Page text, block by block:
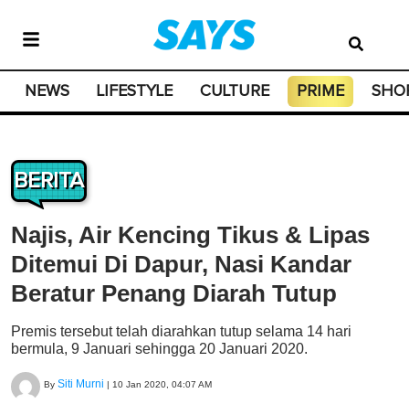
NEWS LIFESTYLE CULTURE PRIME
BERITA
Najis, Air Kencing Tikus & Lipas
Ditemui Di Dapur, Nasi Kandar
Beratur Penang Diarah Tutup
Premis tersebut telah diarahkan tutup selama 14 hari
bermula, 9 Januari sehingga 20 Januari 2020.
By Siti Murni | 10 Jan 2020, 04:07 AM